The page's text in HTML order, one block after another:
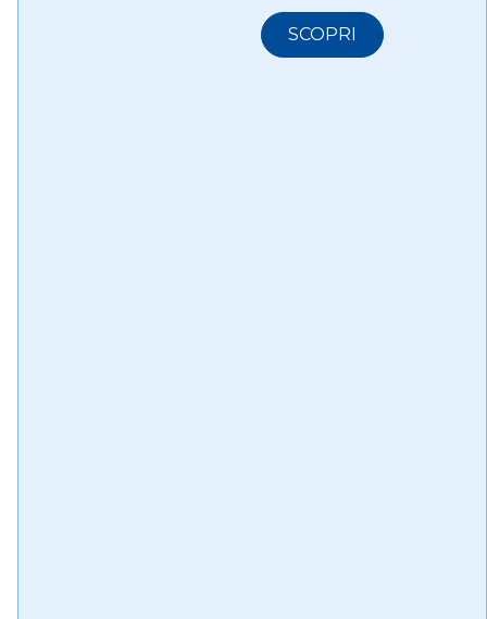
SCOPRI